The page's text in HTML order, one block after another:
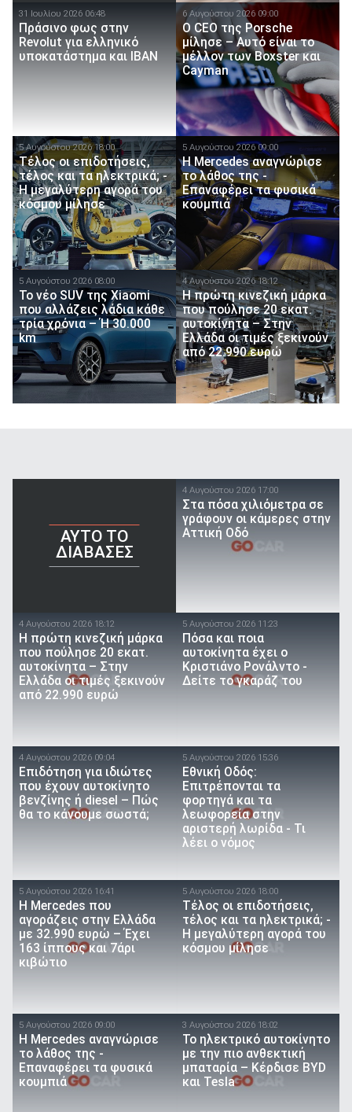
31 Ιουλίου 2026 06:48
Πράσινο φως στην
Revolut για ελληνικό
υποκατάστημα και IBAN
6 Αυγούστου 2026 09:00
Ο CEO της Porsche
μίλησε – Αυτό είναι το
μέλλον των Boxster και
Cayman
5 Αυγούστου 2026 18:00
Τέλος οι επιδοτήσεις,
τέλος και τα ηλεκτρικά; -
Η μεγαλύτερη αγορά του
κόσμου μίλησε
5 Αυγούστου 2026 09:00
Η Mercedes αναγνώρισε
το λάθος της -
Επαναφέρει τα φυσικά
κουμπιά
5 Αυγούστου 2026 08:00
Το νέο SUV της Xiaomi
που αλλάζεις λάδια κάθε
τρία χρόνια – Ή 30.000
km
4 Αυγούστου 2026 18:12
Η πρώτη κινεζική μάρκα
που πούλησε 20 εκατ.
αυτοκίνητα – Στην
Ελλάδα οι τιμές ξεκινούν
από 22.990 ευρώ
AYTO TO
ΔΙΑΒΑΣΕΣ
4 Αυγούστου 2026 17:00
Στα πόσα χιλιόμετρα σε
γράφουν οι κάμερες στην
Αττική Οδό
4 Αυγούστου 2026 18:12
Η πρώτη κινεζική μάρκα
που πούλησε 20 εκατ.
αυτοκίνητα – Στην
Ελλάδα οι τιμές ξεκινούν
από 22.990 ευρώ
5 Αυγούστου 2026 11:23
Πόσα και ποια
αυτοκίνητα έχει ο
Κριστιάνο Ρονάλντο -
Δείτε το γκαράζ του
4 Αυγούστου 2026 09:04
Επιδότηση για ιδιώτες
που έχουν αυτοκίνητο
βενζίνης ή diesel – Πώς
θα το κάνουμε σωστά;
5 Αυγούστου 2026 15:36
Εθνική Οδός:
Επιτρέπονται τα
φορτηγά και τα
λεωφορεία στην
αριστερή λωρίδα - Τι
λέει ο νόμος
5 Αυγούστου 2026 16:41
Η Mercedes που
αγοράζεις στην Ελλάδα
με 32.990 ευρώ – Έχει
163 ίππους και 7άρι
κιβώτιο
5 Αυγούστου 2026 18:00
Τέλος οι επιδοτήσεις,
τέλος και τα ηλεκτρικά; -
Η μεγαλύτερη αγορά του
κόσμου μίλησε
5 Αυγούστου 2026 09:00
Η Mercedes αναγνώρισε
το λάθος της -
Επαναφέρει τα φυσικά
κουμπιά
3 Αυγούστου 2026 18:02
Το ηλεκτρικό αυτοκίνητο
με την πιο ανθεκτική
μπαταρία – Κέρδισε BYD
και Tesla